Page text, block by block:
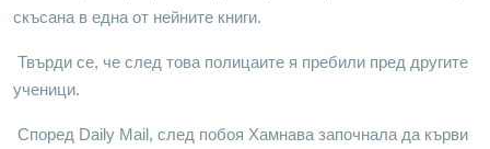
скъсана в една от нейните книги.
Твърди се, че след това полицаите я пребили пред другите
ученици.
Според Daily Mail, след побоя Хамнава започнала да кърви